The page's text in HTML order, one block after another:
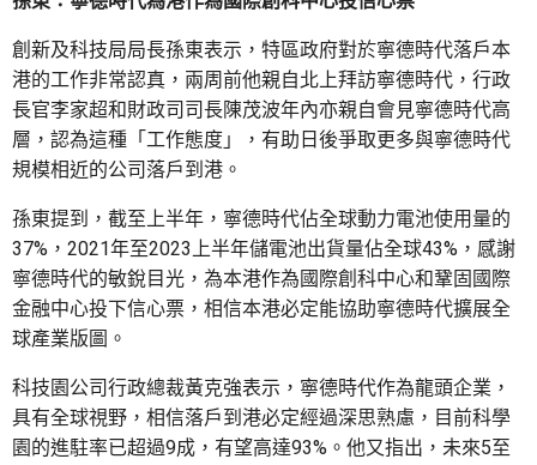
創新及科技局局長孫東表示，特區政府對於寧德時代落戶本
港的工作非常認真，兩周前他親自北上拜訪寧德時代，行政
長官李家超和財政司司長陳茂波年內亦親自會見寧德時代高
層，認為這種「工作態度」，有助日後爭取更多與寧德時代
規模相近的公司落戶到港。
孫東提到，截至上半年，寧德時代佔全球動力電池使用量的
37%，2021年至2023上半年儲電池出貨量佔全球43%，感謝
寧德時代的敏銳目光，為本港作為國際創科中心和鞏固國際
金融中心投下信心票，相信本港必定能協助寧德時代擴展全
球產業版圖。
科技園公司行政總裁黃克強表示，寧德時代作為龍頭企業，
具有全球視野，相信落戶到港必定經過深思熟慮，目前科學
園的進駐率已超過9成，有望高達93%。他又指出，未來5至